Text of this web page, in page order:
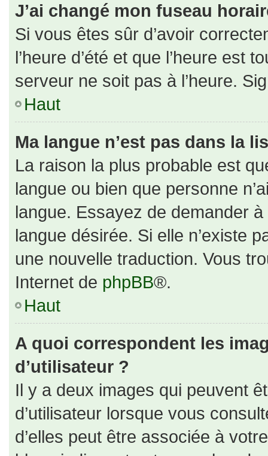
J’ai changé mon fuseau
Si vous êtes sûr d’avoir
l’heure d’été et que l’heure est
serveur ne soit pas à l’heure.
Haut
Ma langue n’est pas dans la
La raison la plus probable est
langue ou bien que personne
langue. Essayez de demander
langue désirée. Si elle n’existe
une nouvelle traduction. Vous
Internet de phpBB®.
Haut
A quoi correspondent les
d’utilisateur ?
Il y a deux images qui peuvent
d’utilisateur lorsque vous
d’elles peut être associée à